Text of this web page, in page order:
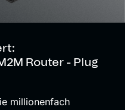
Router - Plug
millionenfach